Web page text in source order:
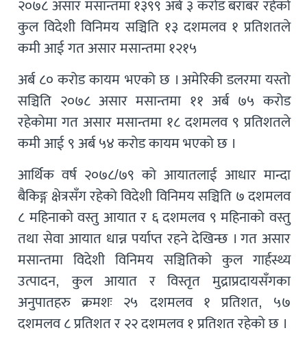
२०७८ असार मसान्तमा १३९९ अर्ब ३ करोड बराबर रहेको
कुल विदेशी विनिमय सञ्चिति १३ दशमलव १ प्रतिशतले
कमी आई गत असार मसान्तमा १२१५
अर्ब ८० करोड कायम भएको छ । अमेरिकी डलरमा यस्तो
सञ्चिति २०७८ असार मसान्तमा ११ अर्ब ७५ करोड
रहेकोमा गत असार मसान्तमा १८ दशमलव ९ प्रतिशतले
कमी आई ९ अर्ब ५४ करोड कायम भएको छ ।
आर्थिक वर्ष २०७८/७९ को आयातलाई आधार मान्दा
बैकिङ्ग क्षेत्रसँग रहेको विदेशी विनिमय सञ्चिति ७ दशमलव
८ महिनाको वस्तु आयात र ६ दशमलव ९ महिनाको वस्तु
तथा सेवा आयात धान्न पर्याप्त रहने देखिन्छ । गत असार
मसान्तमा विदेशी विनिमय सञ्चितिको कुल गार्हस्थ्य
उत्पादन, कुल आयात र विस्तृत मुद्राप्रदायसँगका
अनुपातहरु क्रमशः २५ दशमलव १ प्रतिशत, ५७
दशमलव ८ प्रतिशत र २२ दशमलव १ प्रतिशत रहेको छ ।